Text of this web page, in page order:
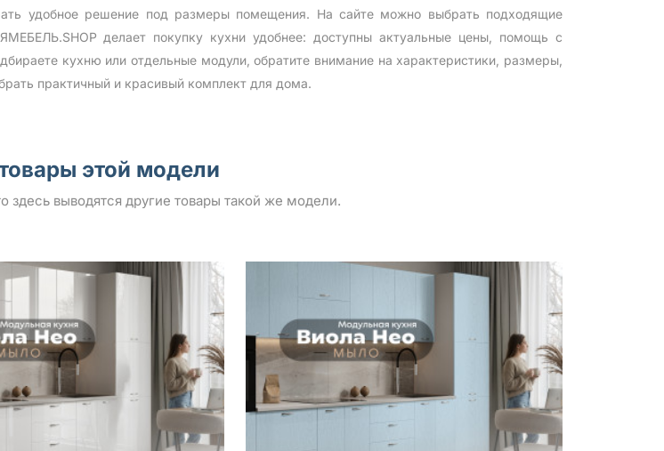
удобное решение под размеры помещения. На сайте можно выбрать подходящие
делает покупку кухни удобнее: доступны актуальные цены, помощь с
кухню или отдельные модули, обратите внимание на характеристики, размеры,
практичный и красивый комплект для дома.
этой модели
здесь выводятся другие товары такой же модели.